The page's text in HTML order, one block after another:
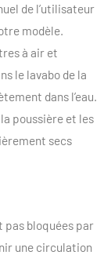
de l’utilisateur
modèle.
à air et
le lavabo de la
dans l’eau.
poussière et les
secs
pas bloquées par
une circulation